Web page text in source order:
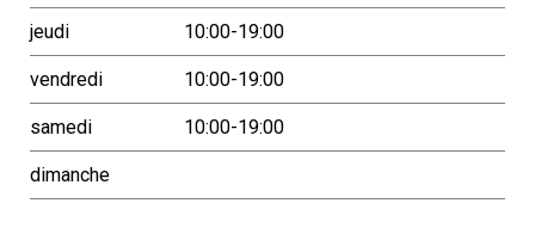
jeudi 10:00-19:00
vendredi 10:00-19:00
samedi 10:00-19:00
dimanche